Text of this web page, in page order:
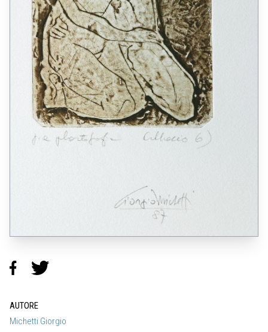
AUTORE
Michetti Giorgio